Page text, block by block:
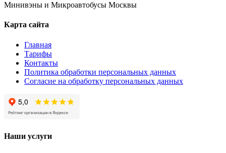
Минивэны и Микроавтобусы Москвы
Карта сайта
Главная
Тарифы
Контакты
Политика обработки персональных данных
Согласие на обработку персональных данных
Наши услуги